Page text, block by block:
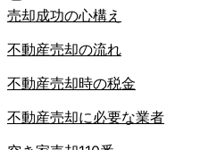
売却成功の心構え
不動産売却の流れ
不動産売却時の税金
不動産売却に必要な業者